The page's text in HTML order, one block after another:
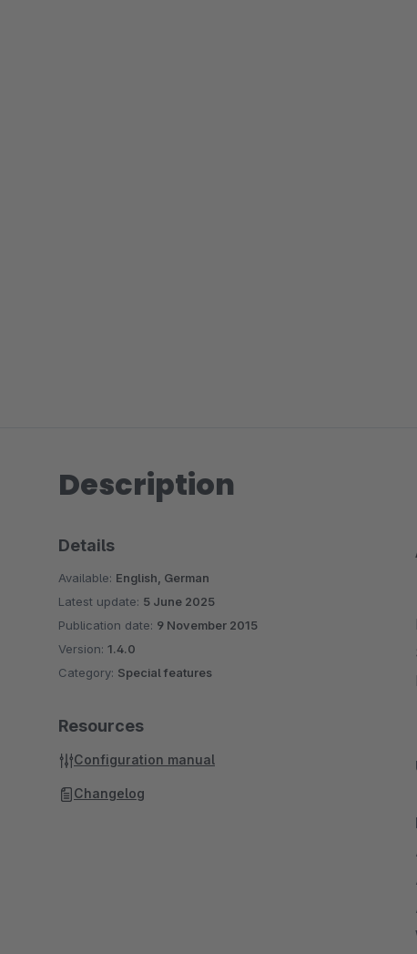
Description
Details
Available: English, German
Latest update: 5 June 2025
Publication date: 9 November 2015
Version: 1.4.0
Category: Special features
Resources
Configuration manual
Changelog